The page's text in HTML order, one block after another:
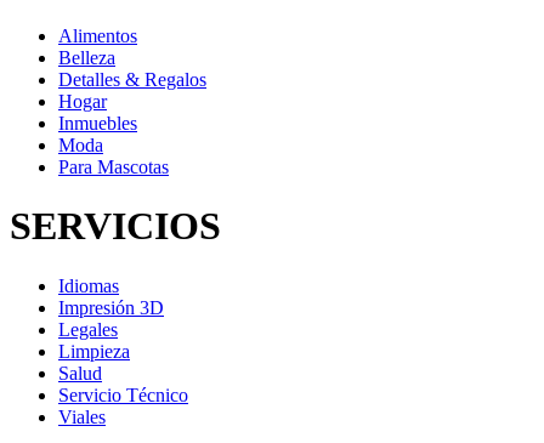
Alimentos
Belleza
Detalles & Regalos
Hogar
Inmuebles
Moda
Para Mascotas
SERVICIOS
Idiomas
Impresión 3D
Legales
Limpieza
Salud
Servicio Técnico
Viales